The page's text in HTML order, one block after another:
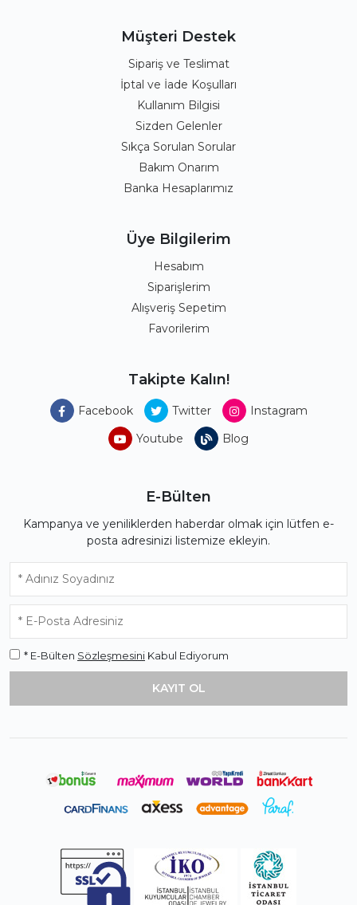
Müşteri Destek
Sipariş ve Teslimat
İptal ve İade Koşulları
Kullanım Bilgisi
Sizden Gelenler
Sıkça Sorulan Sorular
Bakım Onarım
Banka Hesaplarımız
Üye Bilgilerim
Hesabım
Siparişlerim
Alışveriş Sepetim
Favorilerim
Takipte Kalın!
Facebook Twitter
Instagram
Youtube
Blog
E-Bülten
Kampanya ve yeniliklerden haberdar olmak için lütfen e-
posta adresinizi listemize ekleyin.
* E-Bülten Sözleşmesini Kabul Ediyorum